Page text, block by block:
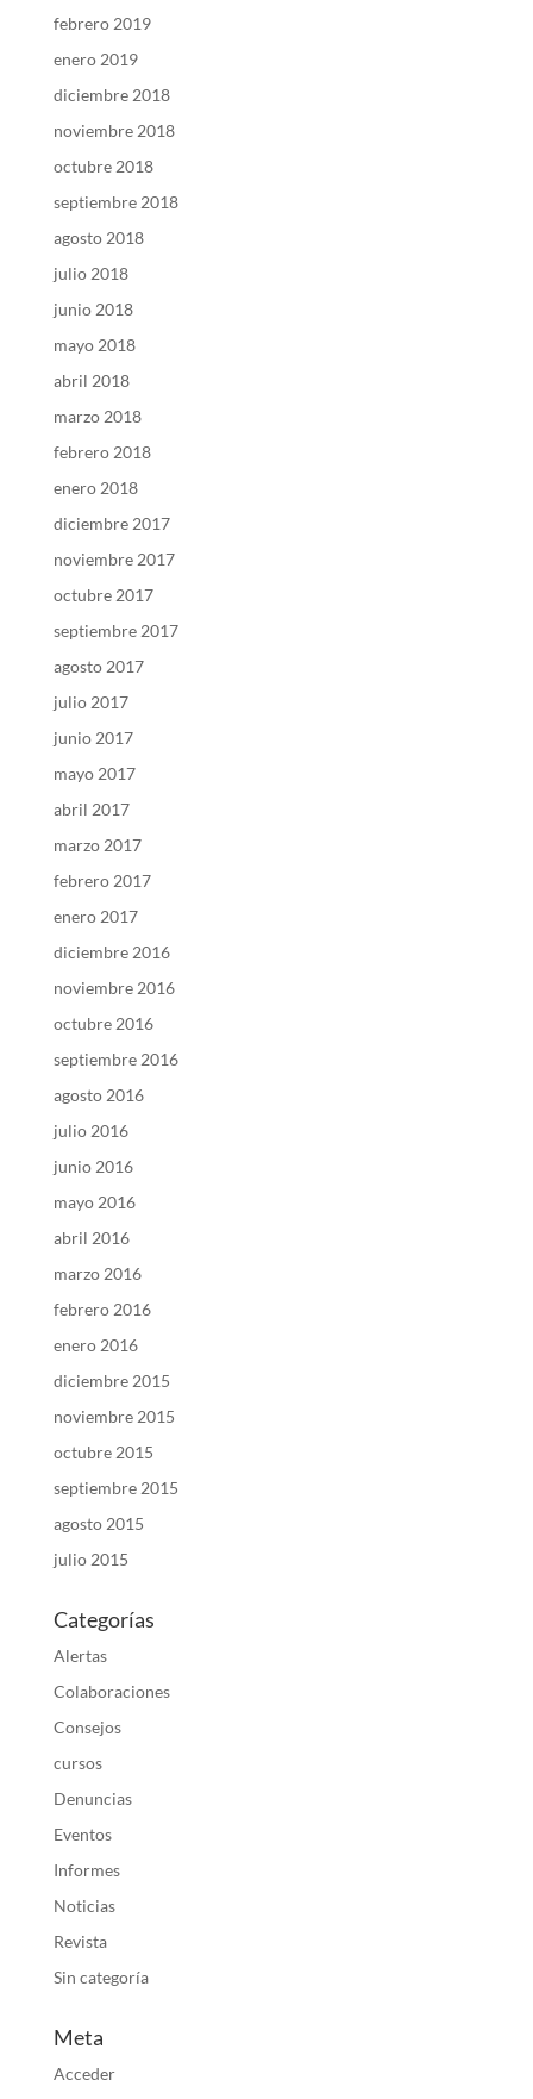
febrero 2019
enero 2019
diciembre 2018
noviembre 2018
octubre 2018
septiembre 2018
agosto 2018
julio 2018
junio 2018
mayo 2018
abril 2018
marzo 2018
febrero 2018
enero 2018
diciembre 2017
noviembre 2017
octubre 2017
septiembre 2017
agosto 2017
julio 2017
junio 2017
mayo 2017
abril 2017
marzo 2017
febrero 2017
enero 2017
diciembre 2016
noviembre 2016
octubre 2016
septiembre 2016
agosto 2016
julio 2016
junio 2016
mayo 2016
abril 2016
marzo 2016
febrero 2016
enero 2016
diciembre 2015
noviembre 2015
octubre 2015
septiembre 2015
agosto 2015
julio 2015
Categorías
Alertas
Colaboraciones
Consejos
cursos
Denuncias
Eventos
Informes
Noticias
Revista
Sin categoría
Meta
Acceder